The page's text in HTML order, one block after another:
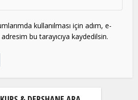
kullanılması için adım, e-
bu tarayıcıya kaydedilsin.